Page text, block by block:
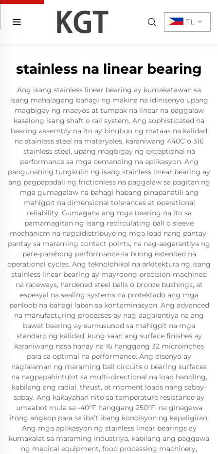
TL
stainless na linear bearing
Ang isang stainless linear bearing ay kumakatawan sa
isang mahalagang bahagi ng makina na idinisenyo upang
magbigay ng maayos at tumpak na linear na paggalaw
kasalong isang shaft o rail system. Ang sophisticated na
bearing assembly na ito ay binubuo ng mataas na kalidad
na stainless steel na materyales, karaniwang 440C o 316
stainless steel, upang magbigay ng exceptional na
performance sa mga demanding na aplikasyon. Ang
pangunahing tungkulin ng isang stainless linear bearing ay
ang pagpapadali ng frictionless na paggalaw sa pagitan ng
mga gumagalaw na bahagi habang pinapanatili ang
mahigpit na dimensional tolerances at operational
reliability. Gumagana ang mga bearing na ito sa
pamamagitan ng isang recirculating ball o sleeve
mechanism na nagdidistribuye ng mga load nang pantay-
pantay sa maraming contact points, na nag-aagarantiya ng
pare-parehong performance sa buong extended na
operational cycles. Ang teknolohikal na arkitektura ng isang
stainless linear bearing ay mayroong precision-machined
na raceways, hardened steel balls o bronze bushings, at
espesyal na sealing systems na protektado ang mga
panloob na bahagi laban sa kontaminasyon. Ang advanced
na manufacturing processes ay nag-aagarantiya na ang
bawat bearing ay sumusunod sa mahigpit na mga
standard ng kalidad, kung saan ang surface finishes ay
karaniwang nasa hanay na 16 hanggang 32 microinches
para sa optimal na performance. Ang disenyo ay
naglalaman ng maraming ball circuits o bearing surfaces
na nagpapahintulot sa multi-directional na load handling,
kabilang ang radial, thrust, at moment loads nang sabay-
sabay. Ang kakayahan nito sa temperature resistance ay
umaabot mula sa -40°F hanggang 250°F, na ginagawa
itong angkop para sa iba’t ibang kondisyon ng kapaligiran.
Ang mga aplikasyon ng stainless linear bearings ay
kumakalat sa maraming industriya, kabilang ang paggawa
ng medical equipment, food processing machinery,